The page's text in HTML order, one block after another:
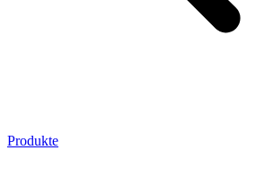
Produkte